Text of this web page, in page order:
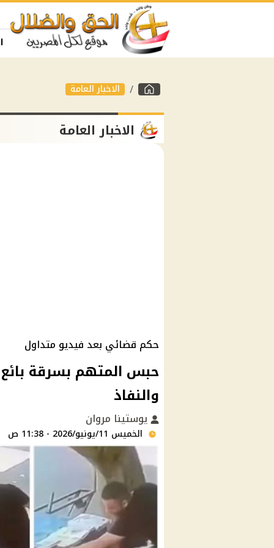
الاخبار العامة
الاخبار العامة
حكم قضائي بعد فيديو متداول
حبس المتهم بسرقة
والنفاذ
يوستينا مروان
الخميس 11/يونيو/2026 - 11:38 ص